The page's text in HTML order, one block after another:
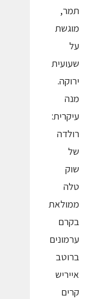
תמר,
מוגשת
על
שעועית
ירוקה.
מנה
עיקרית:
רולדה
של
שוק
טלה
ממולאת
בקרם
ערמונים
ברוטב
אייריש
קרים